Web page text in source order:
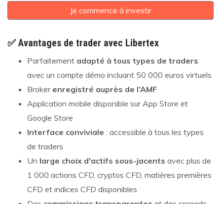
Je commence à investir
✅ Avantages de trader avec Libertex
Parfaitement adapté à tous types de traders
avec un compte démo incluant 50 000 euros virtuels
Broker enregistré auprès de l’AMF
Application mobile disponible sur App Store et
Google Store
Interface conviviale : accessible à tous les types
de traders
Un large choix d'actifs sous-jacents avec plus de
1 000 actions CFD, cryptos CFD, matières premières
CFD et indices CFD disponibles